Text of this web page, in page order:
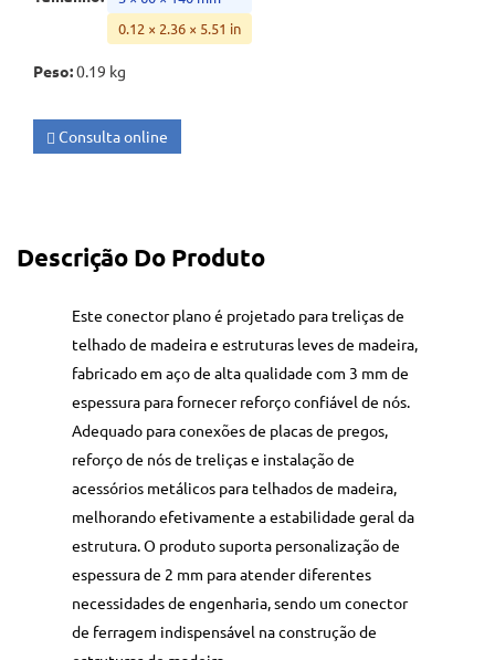
0.12 × 2.36 × 5.51 in
Peso:0.19 kg
Consulta online
Descrição Do Produto
Este conector plano é projetado para treliças de
telhado de madeira e estruturas leves de madeira,
fabricado em aço de alta qualidade com 3 mm de
espessura para fornecer reforço confiável de nós.
Adequado para conexões de placas de pregos,
reforço de nós de treliças e instalação de
acessórios metálicos para telhados de madeira,
melhorando efetivamente a estabilidade geral da
estrutura. O produto suporta personalização de
espessura de 2 mm para atender diferentes
necessidades de engenharia, sendo um conector
de ferragem indispensável na construção de